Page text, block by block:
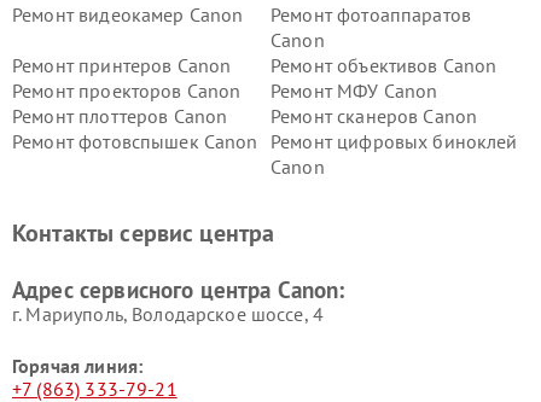
Ремонт видеокамер Canon
Ремонт фотоаппаратов
Canon
Ремонт принтеров Canon
Ремонт объективов Canon
Ремонт проекторов Canon
Ремонт МФУ Canon
Ремонт плоттеров Canon
Ремонт сканеров Canon
Ремонт фотовспышек Canon
Ремонт цифровых биноклей
Canon
Контакты сервис центра
Адрес сервисного центра Canon:
г. Мариуполь, Володарское шоссе, 4
Горячая линия:
+7 (863) 333-79-21